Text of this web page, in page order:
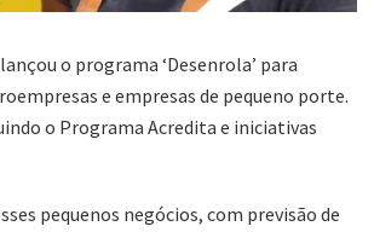
o programa ‘Desenrola’ para
e empresas de pequeno porte.
o Programa Acredita e iniciativas
pequenos negócios, com previsão de